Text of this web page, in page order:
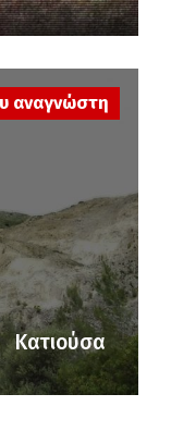
αναγνώστη
Κατιούσα